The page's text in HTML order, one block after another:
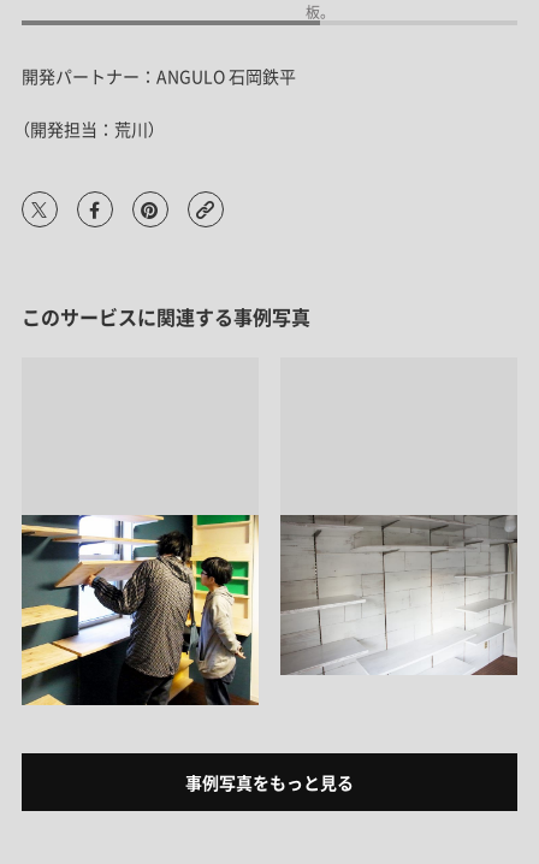
板。
開発パートナー：ANGULO 石岡鉄平
（開発担当：荒川）
このサービスに関連する事例写真
事例写真をもっと見る